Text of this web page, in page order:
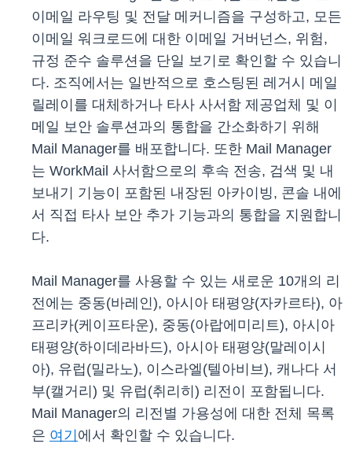
이메일 라우팅 및 전달 메커니즘을 구성하고, 모든
이메일 워크로드에 대한 이메일 거버넌스, 위험,
규정 준수 솔루션을 단일 보기로 확인할 수 있습니
다. 조직에서는 일반적으로 호스팅된 레거시 메일
릴레이를 대체하거나 타사 사서함 제공업체 및 이
메일 보안 솔루션과의 통합을 간소화하기 위해
Mail Manager를 배포합니다. 또한 Mail Manager
는 WorkMail 사서함으로의 후속 전송, 검색 및 내
보내기 기능이 포함된 내장된 아카이빙, 콘솔 내에
서 직접 타사 보안 추가 기능과의 통합을 지원합니
다.
Mail Manager를 사용할 수 있는 새로운 10개의 리
전에는 중동(바레인), 아시아 태평양(자카르타), 아
프리카(케이프타운), 중동(아랍에미리트), 아시아
태평양(하이데라바드), 아시아 태평양(말레이시
아), 유럽(밀라노), 이스라엘(텔아비브), 캐나다 서
부(캘거리) 및 유럽(취리히) 리전이 포함됩니다.
Mail Manager의 리전별 가용성에 대한 전체 목록
은 여기 에서 확인할 수 있습니다.